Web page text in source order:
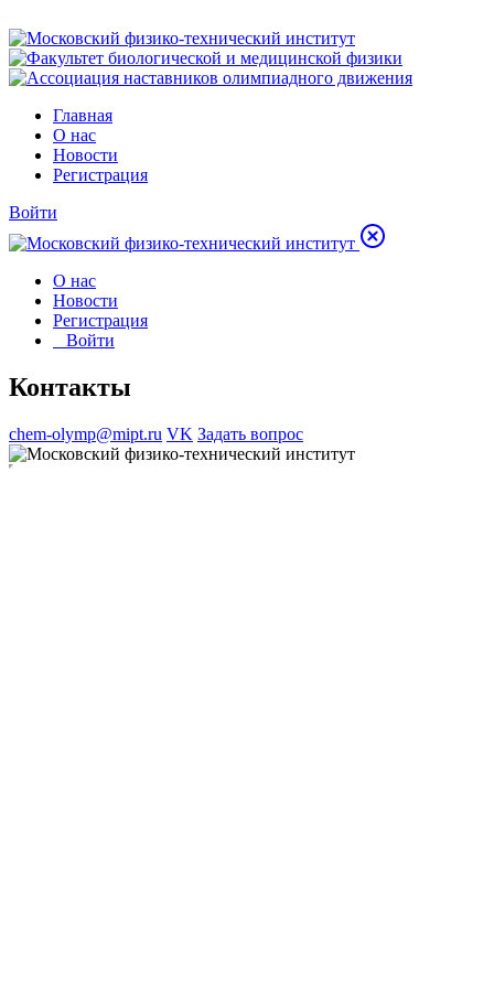
Главная
О нас
Новости
Регистрация
Войти
О нас
Новости
Регистрация
Войти
Контакты
chem-olymp@mipt.ru VK Задать вопрос